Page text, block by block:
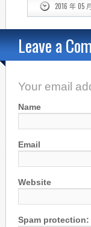
2016 年 05
Leave a
Your email
Name
Email
Website
Spam protection: